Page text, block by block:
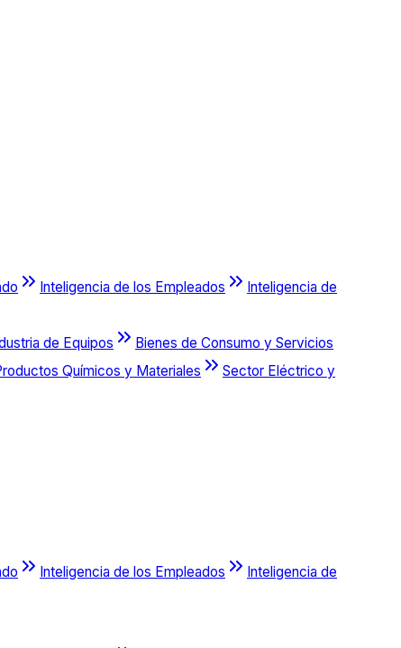
Inteligencia de los Empleados
Inteligencia de
de Equipos
Bienes de Consumo y Servicios
Químicos y Materiales
Sector Eléctrico y
Inteligencia de los Empleados
Inteligencia de